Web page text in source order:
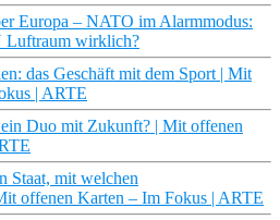
Europa – NATO im Alarmmodus:
Luftraum wirklich?
das Geschäft mit dem Sport | Mit
| ARTE
Duo mit Zukunft? | Mit offenen
Staat, mit welchen
offenen Karten – Im Fokus | ARTE